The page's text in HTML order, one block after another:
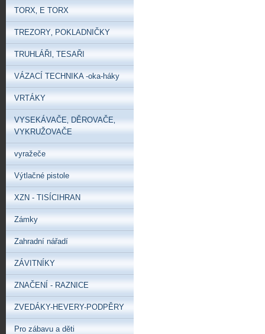
TORX‚ E TORX
TREZORY‚ POKLADNIČKY
TRUHLÁŘI‚ TESAŘI
VÁZACÍ TECHNIKA -oka-háky
VRTÁKY
VYSEKÁVAČE‚ DĚROVAČE‚
VYKRUŽOVAČE
vyražeče
Výtlačné pistole
XZN - TISÍCIHRAN
Zámky
Zahradní nářadí
ZÁVITNÍKY
ZNAČENÍ - RAZNICE
ZVEDÁKY-HEVERY-PODPĚRY
Pro zábavu a děti